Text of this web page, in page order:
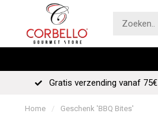
Gratis verzending vanaf 75€
Home / Geschenk 'BBQ Bites'